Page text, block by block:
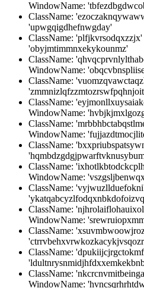
WindowName:
ClassName:
'upwgqigdhefnwgday'
ClassName:
'obyjmtimmnxekykounmz'
ClassName:
WindowName:
ClassName:
ClassName:
WindowName:
ClassName:
WindowName:
ClassName:
ClassName:
WindowName:
ClassName:
ClassName:
WindowName:
ClassName:
ClassName:
ClassName:
WindowName: